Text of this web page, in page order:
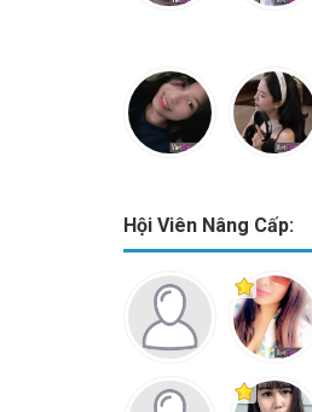
Hội Viên Nâng Cấp: